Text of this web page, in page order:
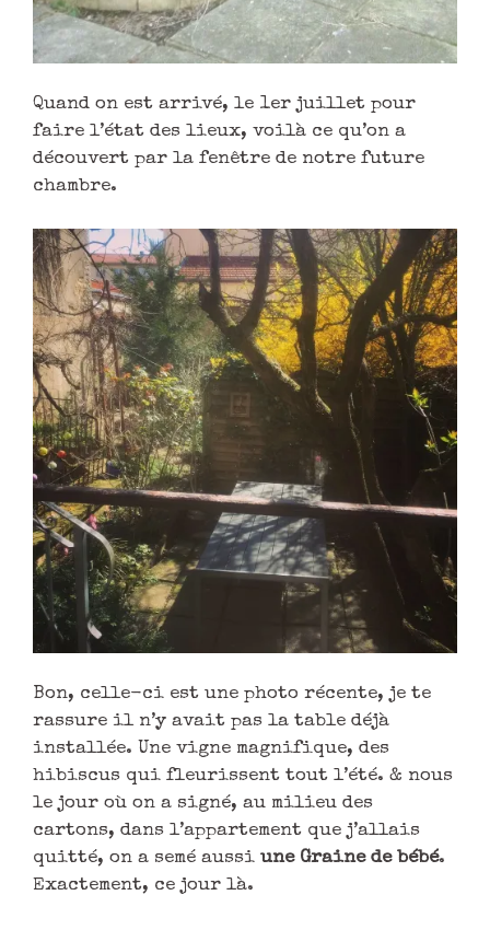
Quand on est arrivé, le 1er juillet pour
faire l’état des lieux, voilà ce qu’on a
découvert par la fenêtre de notre future
chambre.
Bon, celle-ci est une photo récente, je te
rassure il n’y avait pas la table déjà
installée. Une vigne magnifique, des
hibiscus qui fleurissent tout l’été. & nous
le jour où on a signé, au milieu des
cartons, dans l’appartement que j’allais
quitté, on a semé aussi une Graine de bébé.
Exactement, ce jour là.